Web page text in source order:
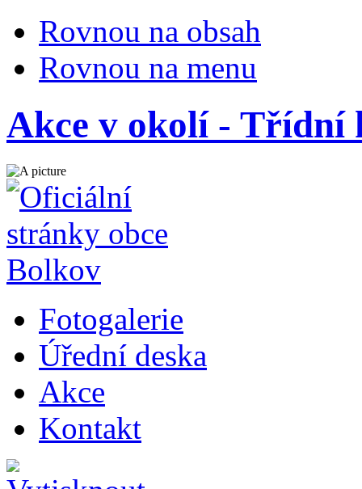
Rovnou na obsah
Rovnou na menu
Akce v okolí - Třídní
Fotogalerie
Úřední deska
Akce
Kontakt